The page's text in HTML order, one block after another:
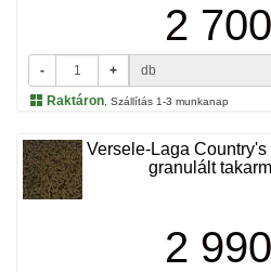
2
- + db
Raktáron , Szállítás 1-3 munkanap
Versele-Laga
granulált
2